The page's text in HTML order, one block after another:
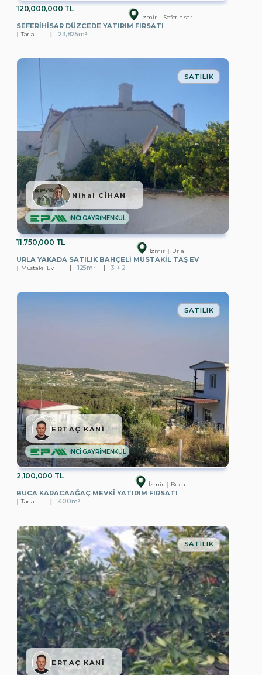
120,000,000 TL
İzmir Seferihisar
SEFERIHISAR DÜZCEDE YATIRIM FIRSATI
Tarla 23,825m²
11,750,000 TL
İzmir Urla
URLA YAKADA SATILIK BAHÇELI MÜSTAKIL TAŞ EV
SATILIK
Müstakil Ev 125m² 3 + 2
İNCİ GAYRİMENKUL
Nihal CİHAN
2,100,000 TL
İzmir Buca
BUCA KARACAAĞAÇ MEVKI YATIRIM FIRSATI
SATILIK
Tarla 400m²
İNCİ GAYRİMENKUL
ERTAÇ KANİ
SATILIK
ERTAÇ KANİ